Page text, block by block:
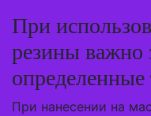
При
резины важно
определенные
При нанесении на